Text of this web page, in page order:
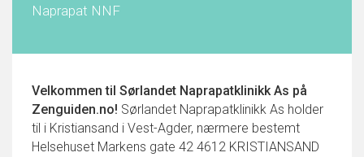
Naprapat NNF
Velkommen til Sørlandet Naprapatklinikk As på
Zenguiden.no! Sørlandet Naprapatklinikk As holder
til i Kristiansand i Vest-Agder, nærmere bestemt
Helsehuset Markens gate 42 4612 KRISTIANSAND